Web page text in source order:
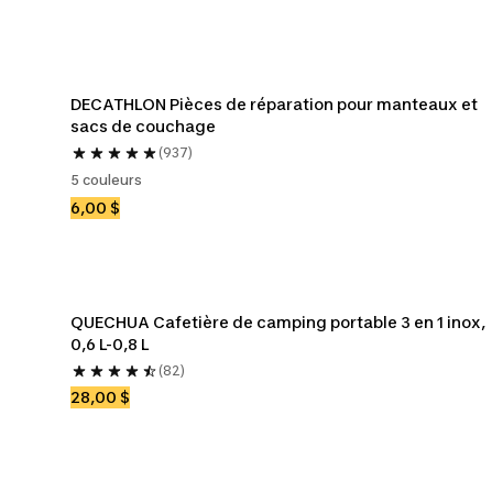
DECATHLON Pièces de réparation pour manteaux et
sacs de couchage
(937)
5 couleurs
6,00 $
QUECHUA Cafetière de camping portable 3 en 1 inox,
0,6 L-0,8 L
(82)
28,00 $